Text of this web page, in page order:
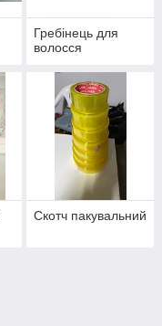
Гребінець для
волосся
Скотч пакувальний